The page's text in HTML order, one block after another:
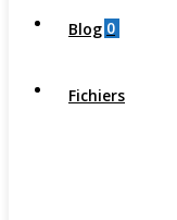
Blog 0
Fichiers